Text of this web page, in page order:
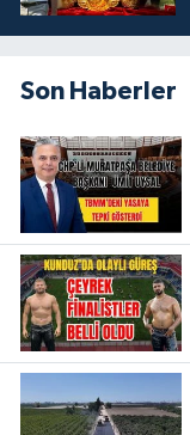
Son Haberler